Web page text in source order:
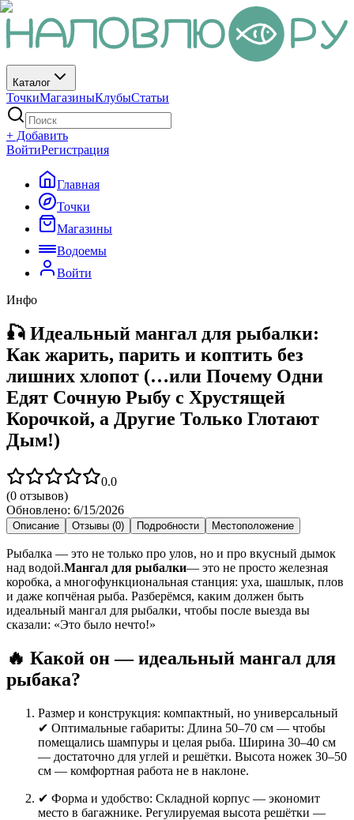
Каталог
ТочкиМагазиныКлубыСтатьи
+ Добавить
ВойтиРегистрация
Главная
Точки
Магазины
Водоемы
Войти
Инфо
🎣 Идеальный мангал для рыбалки:
Как жарить, парить и коптить без
лишних хлопот (…или Почему Одни
Едят Сочную Рыбу с Хрустящей
Корочкой, а Другие Только Глотают
Дым!)
0.0
(0 отзывов)
Обновлено: 6/15/2026
Описание Отзывы (0) Подробности Местоположение
Рыбалка — это не только про улов, но и про вкусный дымок
над водой.Мангал для рыбалки— это не просто железная
коробка, а многофункциональная станция: уха, шашлык, плов
и даже копчёная рыба. Разберёмся, каким должен быть
идеальный мангал для рыбалки, чтобы после выезда вы
сказали: «Это было нечто!»
🔥 Какой он — идеальный мангал для
рыбака?
Размер и конструкция: компактный, но универсальный
✔ Оптимальные габариты: Длина 50–70 см — чтобы
помещались шампуры и целая рыба. Ширина 30–40 см
— достаточно для углей и решётки. Высота ножек 30–50
см — комфортная работа не в наклоне.
✔ Форма и удобство: Складной корпус — экономит
место в багажнике. Регулируемая высота решётки —